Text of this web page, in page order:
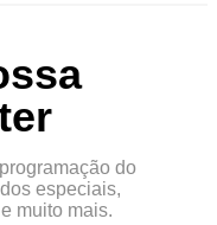
do
especiais,
muito mais.